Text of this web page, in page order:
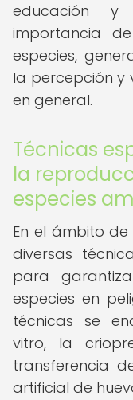
educación y
importancia
especies,
la percepción y
en general.
Técnicas
la
especies
En el ámbito
diversas
para
especies en
técnicas se
vitro, la
transferencia
artificial de